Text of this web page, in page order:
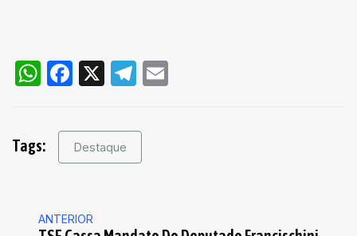
WhatsApp
Facebook
X Telegram
Tags: Destaque
ANTERIOR